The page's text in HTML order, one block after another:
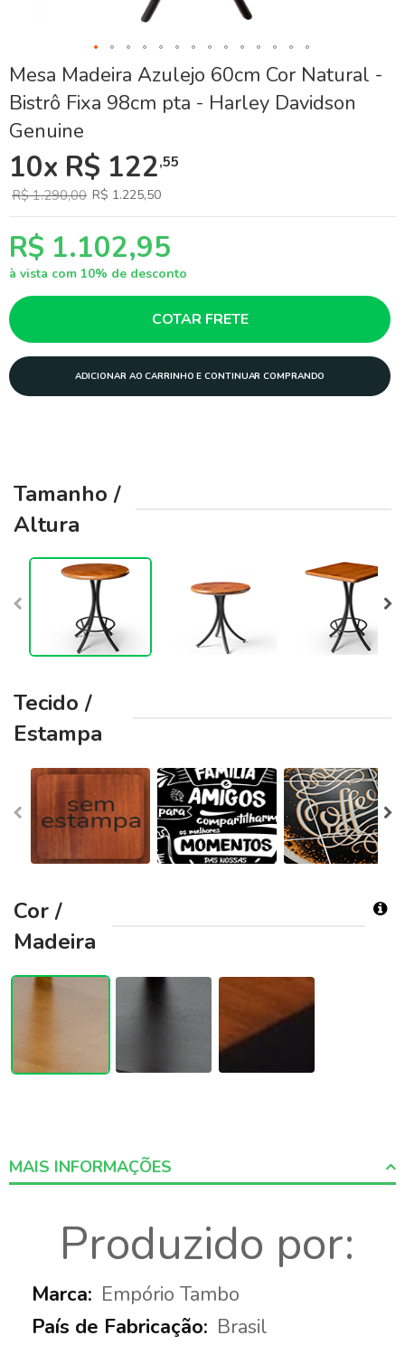
Mesa Madeira Azulejo 60cm Cor Natural -
Bistrô Fixa 98cm pta - Harley Davidson
Genuine
10x R$ 122,55
R$ 1.290,00 R$ 1.225,50
R$ 1.102,95
à vista com 10% de desconto
COTAR FRETE
ADICIONAR AO CARRINHO E CONTINUAR COMPRANDO
Skip
to
the
of
images
Tamanho /
Altura
Tecido /
Estampa
Cor /
Madeira
MAIS INFORMAÇÕES
Informations
Produzido por:
Empório Tambo
Brasil